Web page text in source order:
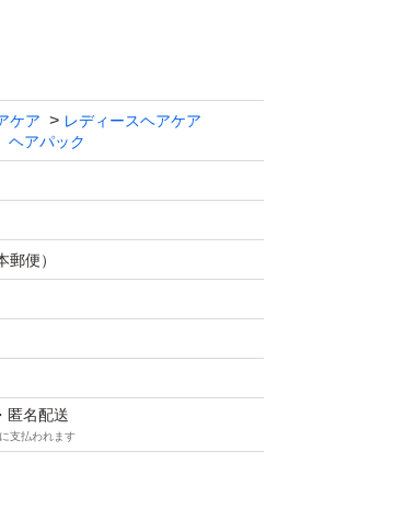
。
つき、汚れ等がございます。
か、気になさらない方のみ購入
す。
。
封筒等）を使用する場合が
ケア
レディースヘアケア
ヘアパック
郵便）
匿名配送
支払われます